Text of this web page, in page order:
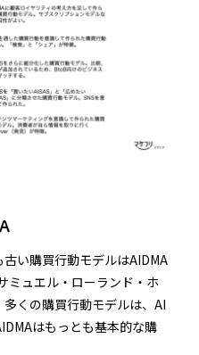
い購買行動モデルはAIDMA
ミュエル・ローランド・ホ
くの購買行動モデルは、AI
はもっとも基本的な購